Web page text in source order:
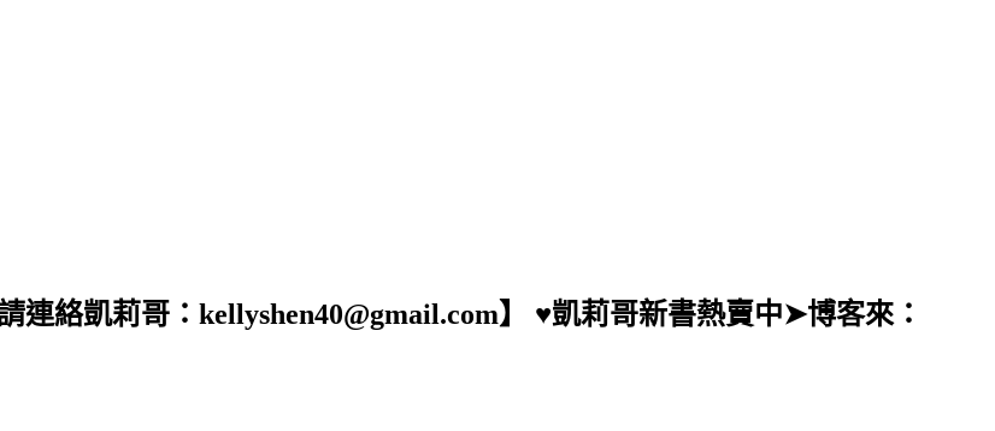
連絡凱莉哥：kellyshen40@gmail.com】 ♥凱莉哥新書熱賣中➤博客來：